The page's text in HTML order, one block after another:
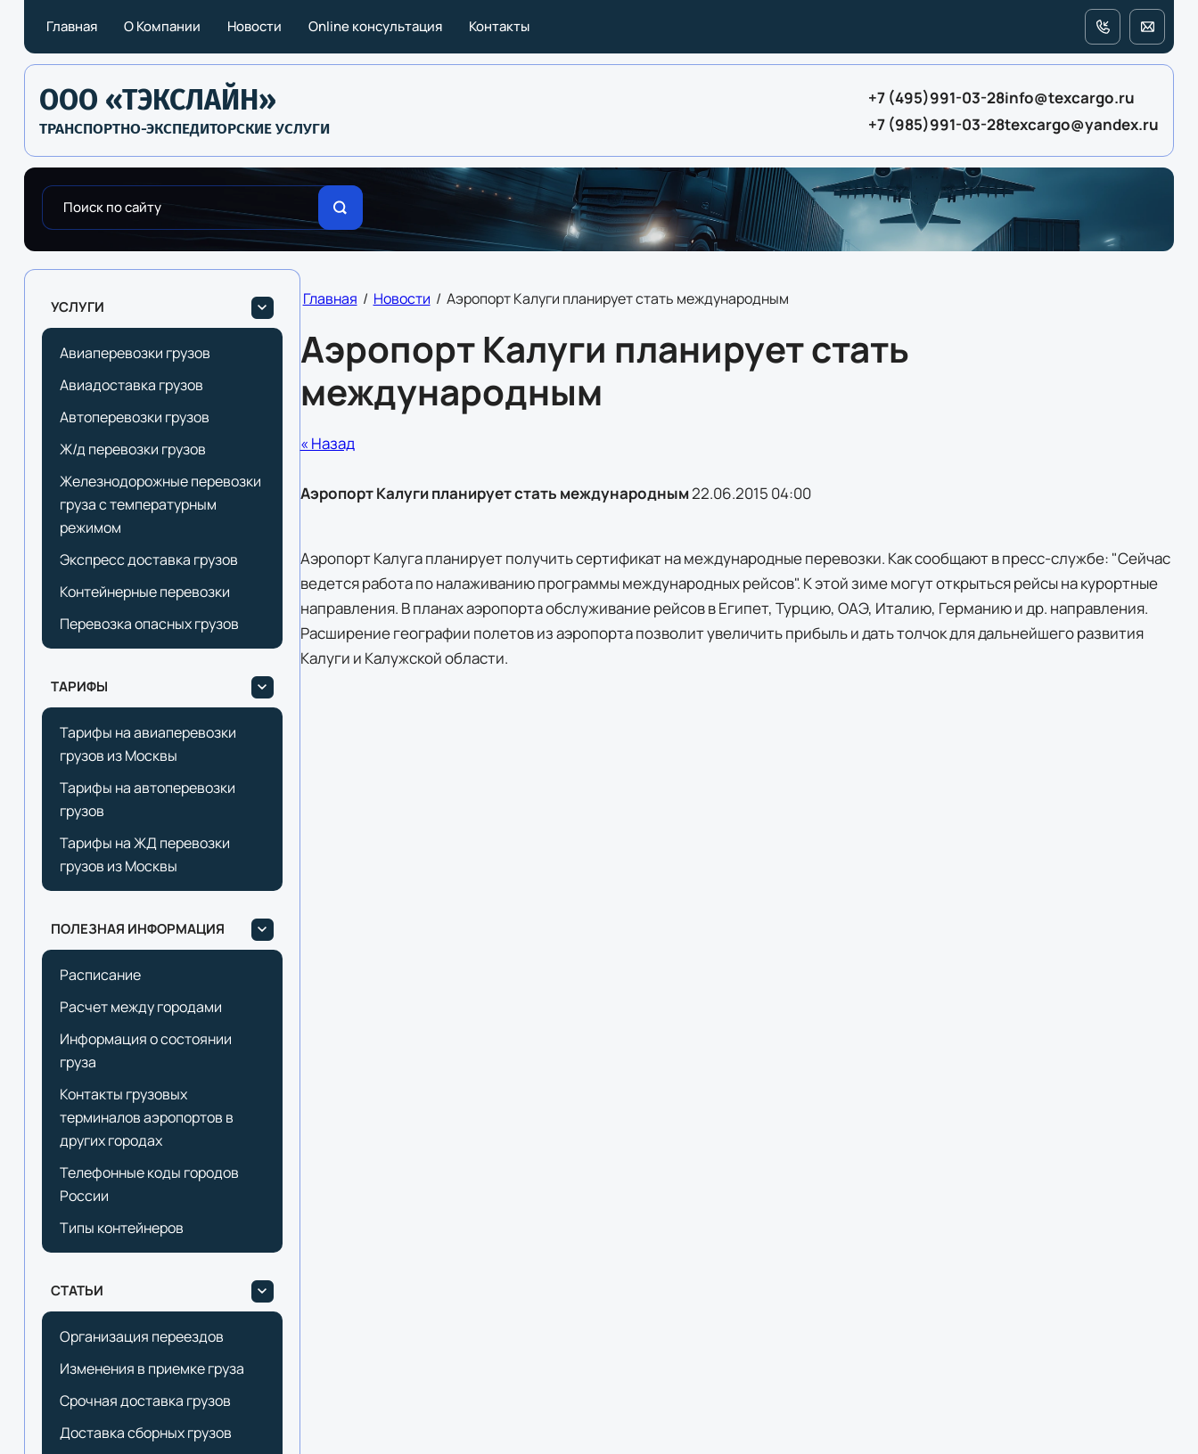
Главная О Компании Новости Online консультация Контакты
ООО «ТЭКСЛАЙН»
ТРАНСПОРТНО-ЭКСПЕДИТОРСКИЕ УСЛУГИ
+7 (495)991-03-28
+7 (985)991-03-28
info@texcargo.ru
texcargo@yandex.ru
УСЛУГИ
Авиаперевозки грузов
Авиадоставка грузов
Автоперевозки грузов
Ж/д перевозки грузов
Железнодорожные перевозки
груза с температурным
режимом
Экспресс доставка грузов
Контейнерные перевозки
Перевозка опасных грузов
ТАРИФЫ
Тарифы на авиаперевозки
грузов из Москвы
Тарифы на автоперевозки
грузов
Тарифы на ЖД перевозки
грузов из Москвы
ПОЛЕЗНАЯ ИНФОРМАЦИЯ
Расписание
Расчет между городами
Информация о состоянии
груза
Контакты грузовых
терминалов аэропортов в
других городах
Телефонные коды городов
России
Типы контейнеров
СТАТЬИ
Организация переездов
Изменения в приемке груза
Срочная доставка грузов
Доставка сборных грузов
Главная / Новости / Аэропорт Калуги планирует стать международным
Аэропорт Калуги планирует стать
международным
« Назад
Аэропорт Калуги планирует стать международным22.06.2015 04:00
Аэропорт Калуга планирует получить сертификат на международные перевозки. Как сообщают в пресс-службе: "Сейчас
ведется работа по налаживанию программы международных рейсов". К этой зиме могут открыться рейсы на курортные
направления. В планах аэропорта обслуживание рейсов в Египет, Турцию, ОАЭ, Италию, Германию и др. направления.
Расширение географии полетов из аэропорта позволит увеличить прибыль и дать толчок для дальнейшего развития
Калуги и Калужской области.